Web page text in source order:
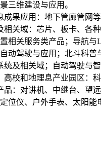
三维建设与应用。
成果应用：地下管廊管网
相关域：芯片、板卡、各
相关服务类产品；导航
动驾驶与应用；北斗科普
统及相关域；自动驾驶与
高校和地理息产业园区：
品：对讲机、中继台、望
位仪、户外手表、太阳能